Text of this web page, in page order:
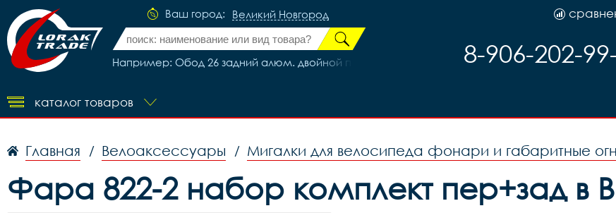
Ваш город: Великий Новгород
Например: Обод 26 задний алюм. двойной под кассету ПРОМА DISK 6 болт 32H, код 41449
8-906-202-
каталог товаров
Главная / Велоаксессуары / Мигалки для велосипеда фонари и габаритные
Фара 822-2 набор комплект пер+зад в